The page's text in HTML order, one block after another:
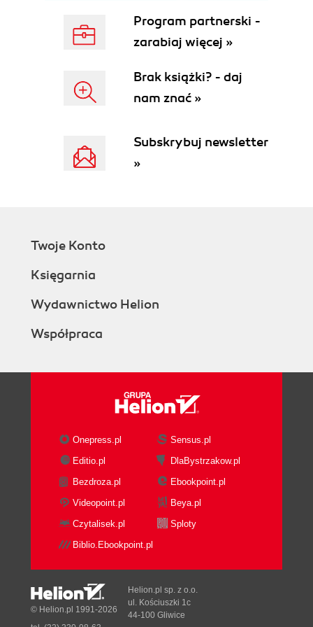
Monitorowanie postępu strumieni wejścia
(103)
Rozdział 2. Kolekcje (115)
implementacji (116)
Interfejsy Collection i Iterator w bibliotekach
Zbiory z kodowaniem mieszającym (132)
Specjalizowane klasy map (150)
Widoki i opakowania (158)
Algorytmy (166)
Sortowanie i tasowanie (167)
Wyszukiwanie binarne (170)
Proste algorytmy (171)
Programowanie własnych algorytmów (173)
Tradycyjne kolekcje (174)
Klasa Hashtable (174)
Wyliczenia (175)
Stosy (182)
Zbiory bitów (182)
Rozdział 3. Programowanie aplikacji sieciowych
(187)
Program partnerski -
zarabiaj więcej »
Brak książki? - daj
nam znać »
Subskrybuj newsletter
»
Twoje Konto
Księgarnia
Wydawnictwo Helion
Współpraca
Onepress.pl
Sensus.pl
Editio.pl
DlaBystrzakow.pl
Bezdroza.pl
Ebookpoint.pl
Videopoint.pl
Beya.pl
Czytalisek.pl
Sploty
Biblio.Ebookpoint.pl
© Helion.pl 1991-2026
Helion.pl sp. z o.o.
ul. Kościuszki 1c
44-100 Gliwice